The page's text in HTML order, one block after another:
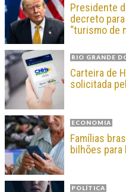
Presidente
decreto
“turismo de
RIO GRANDE
Carteira de
solicitada
ECONOMIA
Famílias
bilhões
POLÍTICA